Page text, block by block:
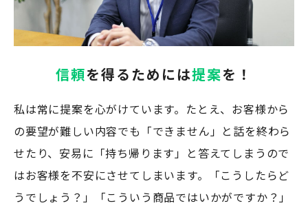
信頼を得るためには提案を！
私は常に提案を心がけています。たとえ、お客様から
の要望が難しい内容でも「できません」と話を終わら
せたり、安易に「持ち帰ります」と答えてしまうので
はお客様を不安にさせてしまいます。「こうしたらど
うでしょう？」「こういう商品ではいかがですか？」